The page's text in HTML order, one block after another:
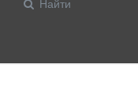
Найти